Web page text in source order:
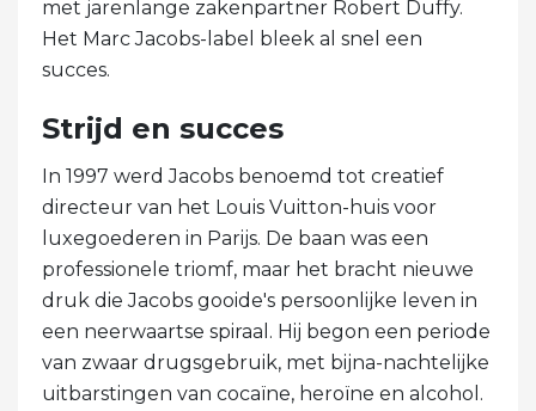
met jarenlange zakenpartner Robert Duffy.
Het Marc Jacobs-label bleek al snel een
succes.
Strijd en succes
In 1997 werd Jacobs benoemd tot creatief
directeur van het Louis Vuitton-huis voor
luxegoederen in Parijs. De baan was een
professionele triomf, maar het bracht nieuwe
druk die Jacobs gooide's persoonlijke leven in
een neerwaartse spiraal. Hij begon een periode
van zwaar drugsgebruik, met bijna-nachtelijke
uitbarstingen van cocaïne, heroïne en alcohol.